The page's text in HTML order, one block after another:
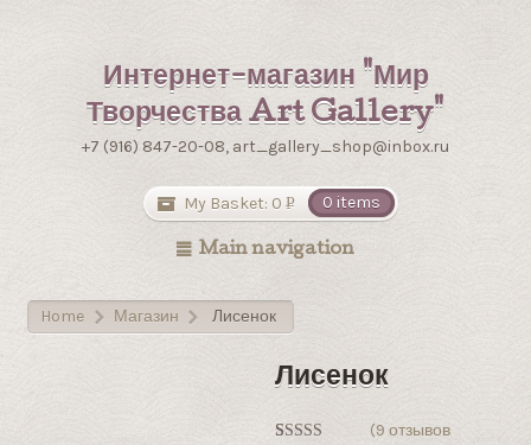
Интернет-магазин "Мир
Творчества Art Gallery"
+7 (916) 847-20-08, art_gallery_shop@inbox.ru
My Basket: 0Р
0 items
Main navigation
Home > Магазин > Лисенок
Лисенок
(9 отзывов